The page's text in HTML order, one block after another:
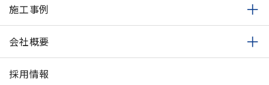
施工事例
会社概要
採用情報